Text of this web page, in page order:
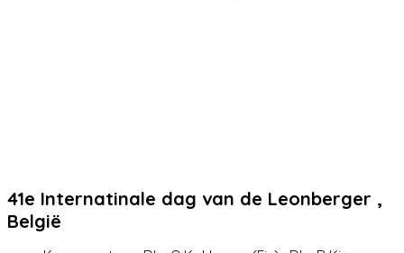
41e Internatinale dag van de Leonberger ,
België